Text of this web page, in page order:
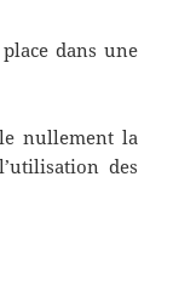
dans une
nullement la
des